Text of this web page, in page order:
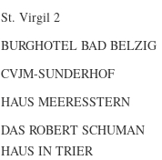
St. Virgil 2
BURGHOTEL BAD BELZIG
CVJM-SUNDERHOF
HAUS MEERESSTERN
DAS ROBERT SCHUMAN
HAUS IN TRIER